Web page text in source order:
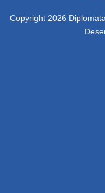
Copyright 2026